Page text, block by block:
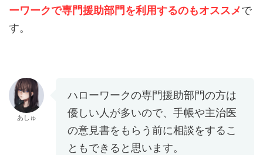
ーワークで専門援助部門を利用するのもオススメで
す。
あしゅ
ハローワークの専門援助部門の方は
優しい人が多いので、手帳や主治医
の意見書をもらう前に相談をするこ
ともできると思います。